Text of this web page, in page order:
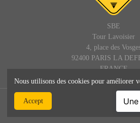
SBE
Tour Lavoisier
4, place des
92400 PARIS LA
FRANCE
© SBE - 1992 - 2025 – Tous droits réservés :
SBEDIRECT® est une marque de SBE -
professionnel réservé aux
Nous utilisons des cookies pour améliorer
Accept